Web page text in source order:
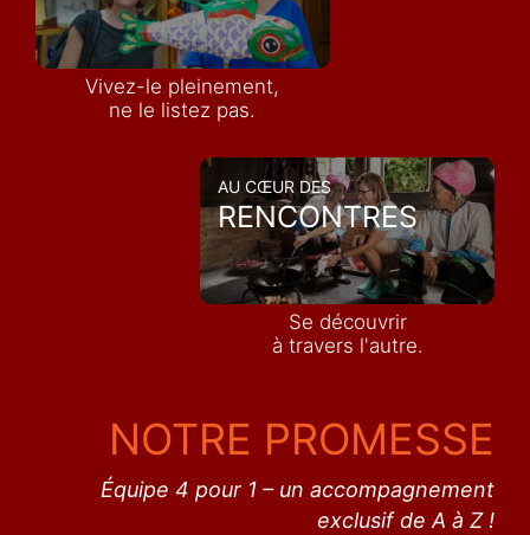
Vivez-le pleinement,
ne le listez pas.
AU CŒUR DES
RENCONTRES
Se découvrir
à travers l'autre.
NOTRE PROMESSE
Équipe 4 pour 1 – un accompagnement
exclusif de A à Z !